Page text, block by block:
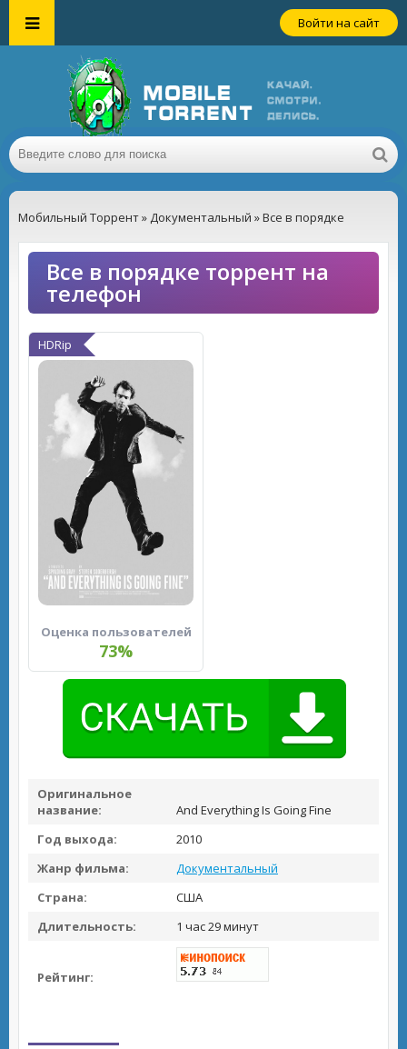
Войти на сайт
Мобильный Торрент» Документальный » Все в порядке
Все в порядке торрент на
телефон
HDRip
Оценка пользователей
73%
Оригинальное
название:
And Everything Is Going Fine
Год выхода:
2010
Жанр фильма:
Документальный
Страна:
США
Длительность:
1 час 29 минут
Рейтинг: